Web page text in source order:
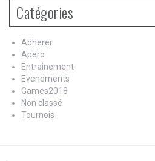
Catégories
Adherer
Apero
Entrainement
Evenements
Games2018
Non classé
Tournois